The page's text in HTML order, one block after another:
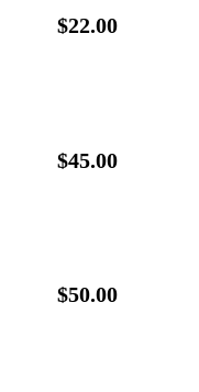
$22.00
$45.00
$50.00